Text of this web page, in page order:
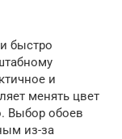
быстро
и
менять цвет
Выбор обоев
из-за